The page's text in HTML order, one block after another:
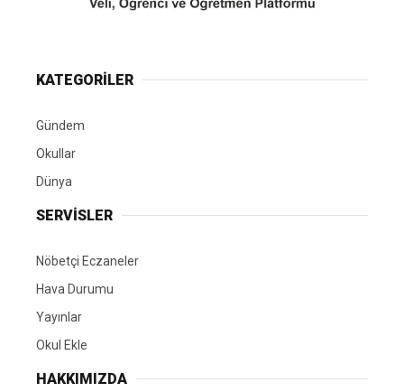
KATEGORİLER
Gündem
Okullar
Dünya
SERVİSLER
Nöbetçi Eczaneler
Hava Durumu
Yayınlar
Okul Ekle
HAKKIMIZDA